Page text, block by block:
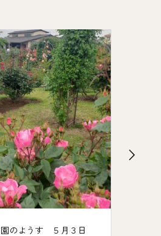
の里バラ園のようす（4月２９